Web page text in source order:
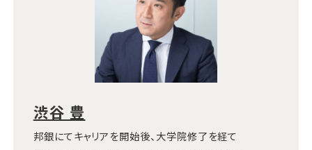
渋谷 豊
邦銀にてキャリアを開始後、大学院修了を経て